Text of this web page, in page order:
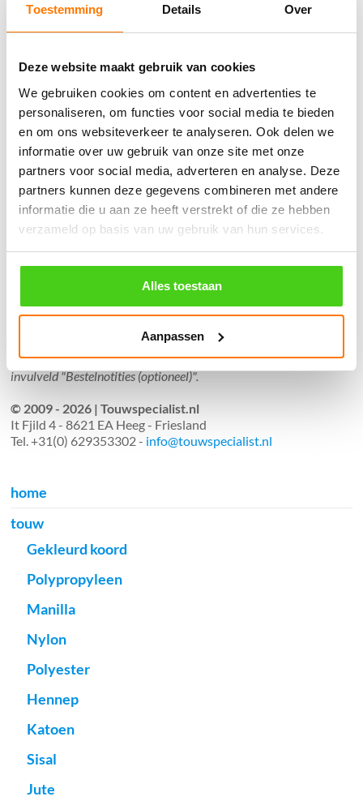
Toestemming Details Over
Deze website maakt gebruik van cookies
We gebruiken cookies om content en advertenties te
personaliseren, om functies voor social media te bieden
en om ons websiteverkeer te analyseren. Ook delen we
informatie over uw gebruik van onze site met onze
partners voor social media, adverteren en analyse. Deze
partners kunnen deze gegevens combineren met andere
informatie die u aan ze heeft verstrekt of die ze hebben
verzameld op basis van uw gebruik van hun services.
Alles toestaan
Aanpassen
Geen producten in de winkelwagen.
֍ Groot aanbod & scherpe prijzen!
֍ Deskundig advies en gratis proefstukjes.
֍ Verzending in Nederland, België en Duitsland.
Verzendkosten €5,45, boven €70,- gratis verstuurd
(* gewicht onder 32kg). Binnen 24 uur verstuurd.
Aantal meters worden geleverd aan een stuk.
Specifieke wensen (meerdere lengten) kunt u aangeven bij het
invulveld "Bestelnotities (optioneel)".
© 2009 - 2026 | Touwspecialist.nl
It Fjild 4 - 8621 EA Heeg - Friesland
Tel. +31(0) 629353302 - info@touwspecialist.nl
home
touw
Gekleurd koord
Polypropyleen
Manilla
Nylon
Polyester
Hennep
Katoen
Sisal
Jute